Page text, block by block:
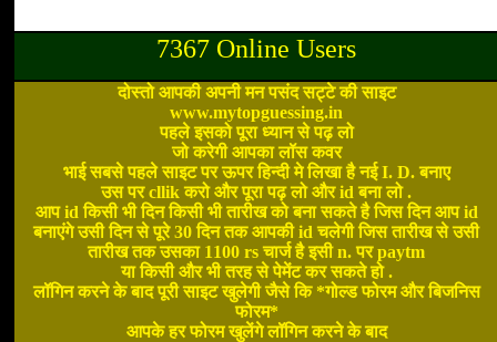
7367 Online Users
दोस्तो आपकी अपनी मन पसंद सट्टे की साइट
www.mytopguessing.in
पहले इसको पूरा ध्यान से पढ़ लो
जो करेगी आपका लॉस कवर
भाई सबसे पहले साइट पर ऊपर हिन्दी मे लिखा है नई I. D. बनाए
उस पर cllik करो और पूरा पढ़ लो और id बना लो .
आप id किसी भी दिन किसी भी तारीख को बना सकते है जिस दिन आप id
बनाएंगे उसी दिन से पूरे 30 दिन तक आपकी id चलेगी जिस तारीख से उसी
तारीख तक उसका 1100 rs चार्ज है इसी n. पर paytm
या किसी और भी तरह से पेमेंट कर सकते हो .
लॉगिन करने के बाद पूरी साइट खुलेगी जैसे कि *गोल्ड फोरम और बिजनिस
फोरम*
आपके हर फोरम खुलेंगे लॉगिन करने के बाद